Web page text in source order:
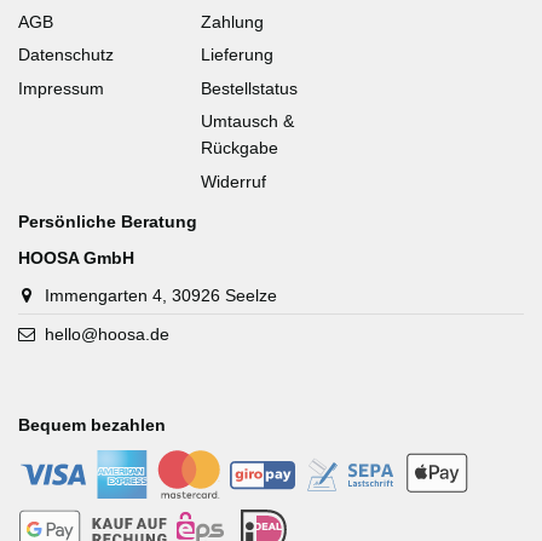
AGB
Datenschutz
Impressum
Zahlung
Lieferung
Bestellstatus
Umtausch &
Rückgabe
Widerruf
Persönliche Beratung
HOOSA GmbH
Immengarten 4, 30926 Seelze
hello@hoosa.de
Bequem bezahlen
-
- - - -
- - - -